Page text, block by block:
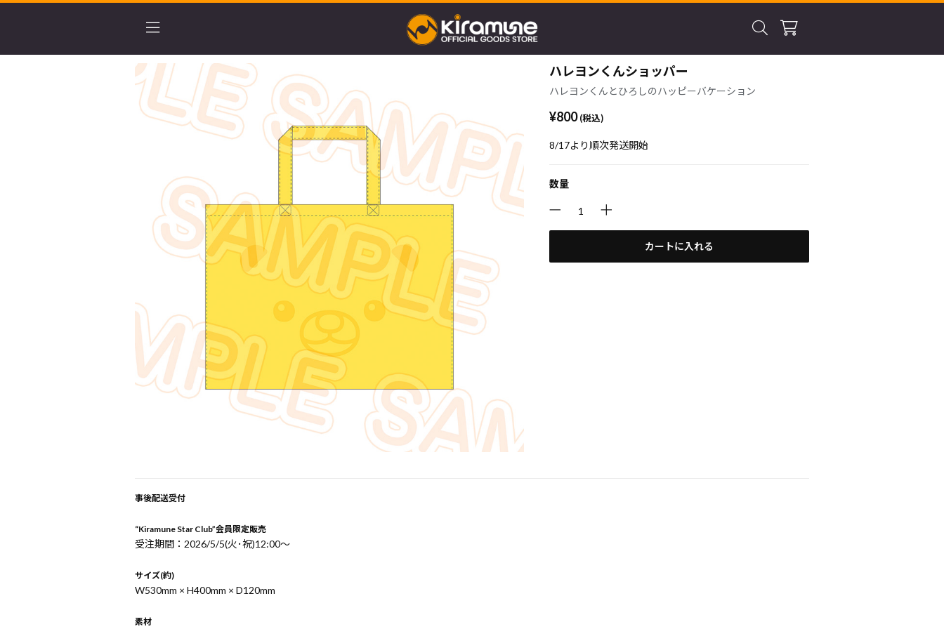
ハレヨンくんショッパー
ハレヨンくんとひろしのハッピーバケーション
¥800 (税込)
8/17より順次発送開始
数量
カートに入れる
事後配送受付
“Kiramune Star Club”会員限定販売
受注期間：2026/5/5(火･祝)12:00〜
サイズ(約)
W530mm × H400mm × D120mm
素材